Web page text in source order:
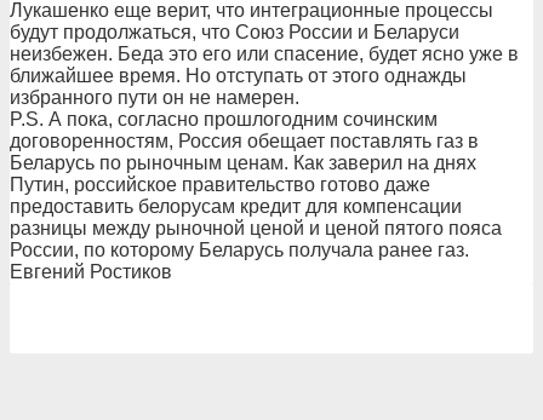
Лукашенко еще верит, что интеграционные процессы
будут продолжаться, что Союз России и Беларуси
неизбежен. Беда это его или спасение, будет ясно уже в
ближайшее время. Но отступать от этого однажды
избранного пути он не намерен.
P.S. А пока, согласно прошлогодним сочинским
договоренностям, Россия обещает поставлять газ в
Беларусь по рыночным ценам. Как заверил на днях
Путин, российское правительство готово даже
предоставить белорусам кредит для компенсации
разницы между рыночной ценой и ценой пятого пояса
России, по которому Беларусь получала ранее газ.
Евгений Ростиков